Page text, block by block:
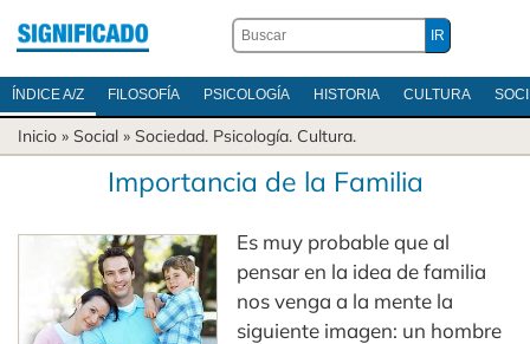
ÍNDICE A/Z FILOSOFÍA PSICOLOGÍA HISTORIA CULTURA
Inicio » Social » Sociedad. Psicología. Cultura.
Importancia de la Familia
Es muy probable que al
pensar en la idea de familia
nos venga a la mente la
siguiente imagen: un hombre